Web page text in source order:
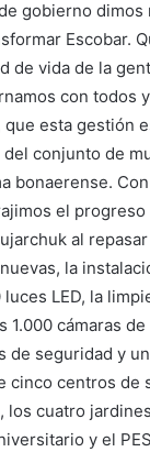
gobierno dimos
Escobar.
de vida de la
con todos
esta gestión
conjunto de
bonaerense.
el
al
la
LED, la
1.000 cámaras
de seguridad y
cinco centros de
los cuatro
y el